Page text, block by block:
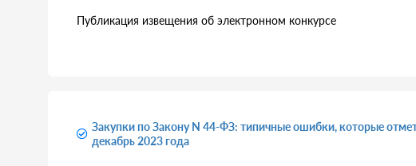
Публикация извещения об электронном конкурсе
Закупки по Закону N 44-ФЗ: типичные ошибки, которые
декабрь 2023 года